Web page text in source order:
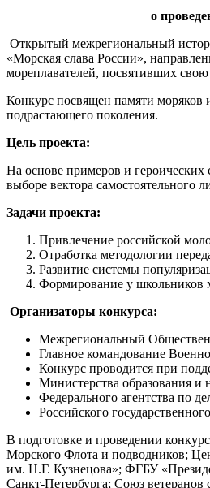
о
Открытый межрегиональный
«Морская слава России»,
мореплавателей, посвятивших
Конкурс посвящен памяти моряков
подрастающего поколения.
Цель проекта:
На основе примеров и героических
выборе вектора самостоятельного
Задачи проекта:
Привлечение российской
Отработка методологии
Развитие системы
Формирование у школьников
Организаторы конкурса:
Межрегиональный
Главное командование
Конкурс проводится при
Министерства образования и
Федерального агентства по
Российского
В подготовке и проведении
Морского Флота и подводников;
им. Н.Г. Кузнецова»; ФГБУ
Санкт-Петербурга; Союз ветеранов